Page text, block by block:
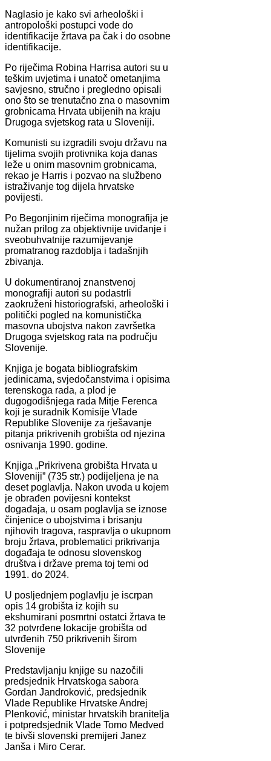
Naglasio je kako svi arheološki i
antropološki postupci vode do
identifikacije žrtava pa čak i do osobne
identifikacije.
Po riječima Robina Harrisa autori su u
teškim uvjetima i unatoč ometanjima
savjesno, stručno i pregledno opisali
ono što se trenutačno zna o masovnim
grobnicama Hrvata ubijenih na kraju
Drugoga svjetskog rata u Sloveniji.
Komunisti su izgradili svoju državu na
tijelima svojih protivnika koja danas
leže u onim masovnim grobnicama,
rekao je Harris i pozvao na službeno
istraživanje tog dijela hrvatske
povijesti.
Po Begonjinim riječima monografija je
nužan prilog za objektivnije uviđanje i
sveobuhvatnije razumijevanje
promatranog razdoblja i tadašnjih
zbivanja.
U dokumentiranoj znanstvenoj
monografiji autori su podastrli
zaokruženi historiografski, arheološki i
politički pogled na komunistička
masovna ubojstva nakon završetka
Drugoga svjetskog rata na području
Slovenije.
Knjiga je bogata bibliografskim
jedinicama, svjedočanstvima i opisima
terenskoga rada, a plod je
dugogodišnjega rada Mitje Ferenca
koji je suradnik Komisije Vlade
Republike Slovenije za rješavanje
pitanja prikrivenih grobišta od njezina
osnivanja 1990. godine.
Knjiga „Prikrivena grobišta Hrvata u
Sloveniji” (735 str.) podijeljena je na
deset poglavlja. Nakon uvoda u kojem
je obrađen povijesni kontekst
događaja, u osam poglavlja se iznose
činjenice o ubojstvima i brisanju
njihovih tragova, raspravlja o ukupnom
broju žrtava, problematici prikrivanja
događaja te odnosu slovenskog
društva i države prema toj temi od
1991. do 2024.
U posljednjem poglavlju je iscrpan
opis 14 grobišta iz kojih su
ekshumirani posmrtni ostatci žrtava te
32 potvrđene lokacije grobišta od
utvrđenih 750 prikrivenih širom
Slovenije
Predstavljanju knjige su nazočili
predsjednik Hrvatskoga sabora
Gordan Jandroković, predsjednik
Vlade Republike Hrvatske Andrej
Plenković, ministar hrvatskih branitelja
i potpredsjednik Vlade Tomo Medved
te bivši slovenski premijeri Janez
Janša i Miro Cerar.